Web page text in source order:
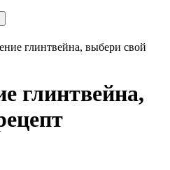
глинтвейна, выбери свой
глинтвейна,